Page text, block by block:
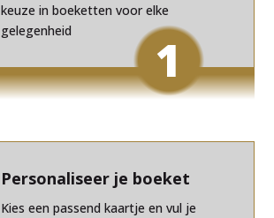
keuze in boeketten voor elke
gelegenheid
1
Personaliseer je boeket
Kies een passend kaartje en vul je